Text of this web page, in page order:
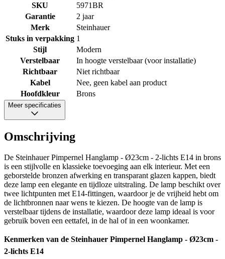
SKU
5971BR
Garantie
2 jaar
Merk
Steinhauer
Stuks in verpakking 1
Stijl
Modern
Verstelbaar
In hoogte verstelbaar (voor installatie)
Richtbaar
Niet richtbaar
Kabel
Nee, geen kabel aan product
Hoofdkleur
Brons
Meer specificaties
Omschrijving
De Steinhauer Pimpernel Hanglamp - Ø23cm - 2-lichts E14 in brons
is een stijlvolle en klassieke toevoeging aan elk interieur. Met een
geborstelde bronzen afwerking en transparant glazen kappen, biedt
deze lamp een elegante en tijdloze uitstraling. De lamp beschikt over
twee lichtpunten met E14-fittingen, waardoor je de vrijheid hebt om
de lichtbronnen naar wens te kiezen. De hoogte van de lamp is
verstelbaar tijdens de installatie, waardoor deze lamp ideaal is voor
gebruik boven een eettafel, in de hal of in een woonkamer.
Kenmerken van de Steinhauer Pimpernel Hanglamp - Ø23cm -
2-lichts E14